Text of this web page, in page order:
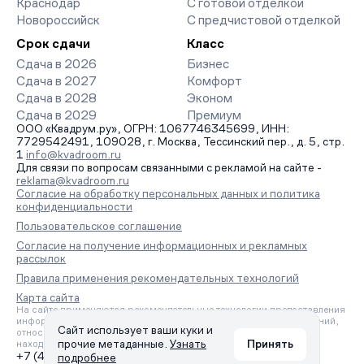
Краснодар
Новороссийск
С готовой отделкой
С предчистовой отделкой
Срок сдачи
Сдача в 2026
Сдача в 2027
Сдача в 2028
Сдача в 2029
Класс
Бизнес
Комфорт
Эконом
Премиум
ООО «Квадрум.ру», ОГРН: 1067746345699, ИНН:
7729542491, 109028, г. Москва, Тессинский пер., д. 5, стр.
1 info@kvadroom.ru
Для связи по вопросам связанными с рекламой на сайте -
reklama@kvadroom.ru
Согласие на обработку персональных данных и политика
конфиденциальности
Пользовательское соглашение
Согласие на получение информационных и рекламных
рассылок
Правила применения рекомендательных технологий
Карта сайта
На сайте применяются рекомендательные технологии предоставления
информации на основе сбора, систематизации и анализа сведений,
относящихся к предпочтениям пользователей сети «Интернет»,
находящихся на территории Российской Федерации.
+7 (495) 157-88-80
Сайт использует ваши куки и
прочие метаданные. Узнать
подробнее
Принять